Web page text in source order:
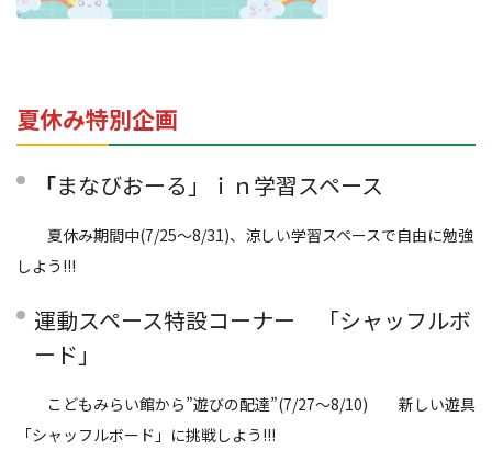
夏休み特別企画
「まなびおーる」ｉｎ学習スペース
夏休み期間中(7/25～8/31)、涼しい学習スペースで自由に勉強
しよう!!!
運動スペース特設コーナー 「シャッフルボ
ード」
こどもみらい館から”遊びの配達”(7/27～8/10) 新しい遊具
「シャッフルボード」に挑戦しよう!!!